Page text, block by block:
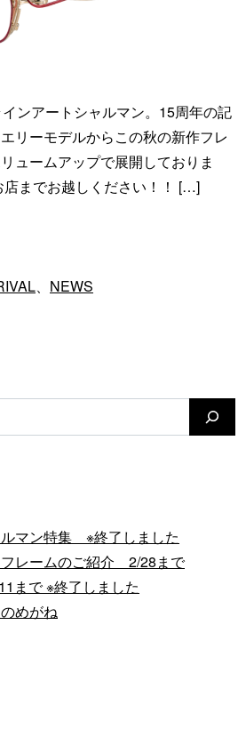
ンアートシャルマン。15周年の記
リーモデルからこの秋の新作フレ
ュームアップで展開しておりま
までお越しください！！ […]
、 NEWS
マン特集 ※終了しました
レームのご紹介 2/28まで
まで ※終了しました
めがね